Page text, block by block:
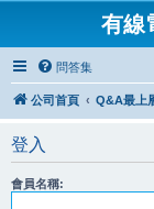
有線
問答集
公司首頁 Q&A最上
登入
會員名稱: